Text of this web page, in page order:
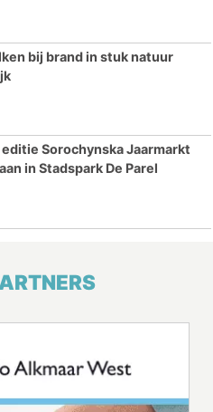
bij brand in stuk natuur
Sorochynska Jaarmarkt
in Stadspark De Parel